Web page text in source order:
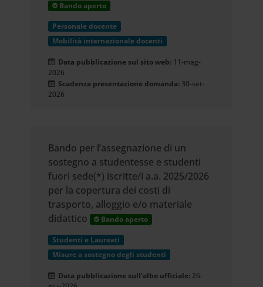
nostro traffico. Condividiamo
inoltre informazioni sul modo in cui
utilizzi il nostro sito con i nostri
partner che si occupano di analisi
combinarle con altre informazioni
che hai fornito loro o che hanno
raccolto dal tuo utilizzo dei loro
servizi.
Bando aperto
Personale docente
Mobilità internazionale docenti
Data pubblicazione sul sito web: 11-mag-
2026
Scadenza presentazione domanda: 30-set-
2026
Bando per l’assegnazione di un
sostegno a studentesse e studenti
fuori sede(*) iscritte/i a.a. 2025/2026
per la copertura dei costi di
trasporto, alloggio e/o materiale
didattico
Bando aperto
Studenti e Laureati
Misure a sostegno degli studenti
Data pubblicazione sull'albo ufficiale: 26-